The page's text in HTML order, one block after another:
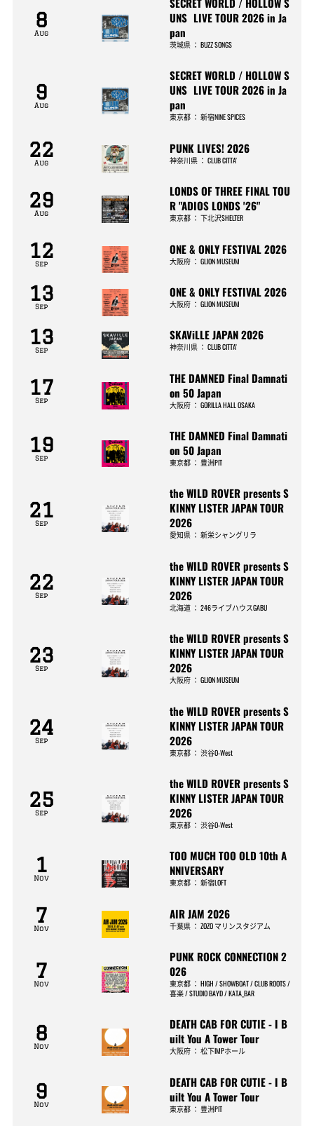
8
Aug
UNS LIVE TOUR 2026 in Ja
pan
茨城県 ：BUZZ SONGS
9
Aug
SECRET WORLD / HOLLOW S
UNS LIVE TOUR 2026 in Ja
pan
東京都 ：新宿NINE SPICES
22
Aug
PUNK LIVES! 2026
神奈川県 ：CLUB CITTA’
29
Aug
LONDS OF THREE FINAL TOU
R "ADIOS LONDS '26"
東京都 ：下北沢SHELTER
12
Sep
ONE & ONLY FESTIVAL 2026
大阪府 ：GLION MUSEUM
13
Sep
ONE & ONLY FESTIVAL 2026
大阪府 ：GLION MUSEUM
13
Sep
SKAViLLE JAPAN 2026
神奈川県 ：CLUB CITTA’
17
Sep
THE DAMNED Final Damnati
on 50 Japan
大阪府 ：GORILLA HALL OSAKA
19
Sep
THE DAMNED Final Damnati
on 50 Japan
東京都 ：豊洲PIT
21
Sep
the WILD ROVER presents S
KINNY LISTER JAPAN TOUR
2026
愛知県 ：新栄シャングリラ
22
Sep
the WILD ROVER presents S
KINNY LISTER JAPAN TOUR
2026
北海道 ：246ライブハウスGABU
23
Sep
the WILD ROVER presents S
KINNY LISTER JAPAN TOUR
2026
大阪府 ：GLION MUSEUM
24
Sep
the WILD ROVER presents S
KINNY LISTER JAPAN TOUR
2026
東京都 ：渋谷O-West
25
Sep
the WILD ROVER presents S
KINNY LISTER JAPAN TOUR
2026
東京都 ：渋谷O-West
1
Nov
TOO MUCH TOO OLD 10th A
NNIVERSARY
東京都 ：新宿LOFT
7
Nov
AIR JAM 2026
千葉県 ：ZOZO マリンスタジアム
7
Nov
PUNK ROCK CONNECTION 2
026
東京都 ：HIGH / SHOWBOAT / CLUB ROOTS /
喜楽 / STUDIO BAYD / KATA_BAR
8
Nov
DEATH CAB FOR CUTIE - I B
uilt You A Tower Tour
大阪府 ：松下IMPホール
9
Nov
DEATH CAB FOR CUTIE - I B
uilt You A Tower Tour
東京都 ：豊洲PIT